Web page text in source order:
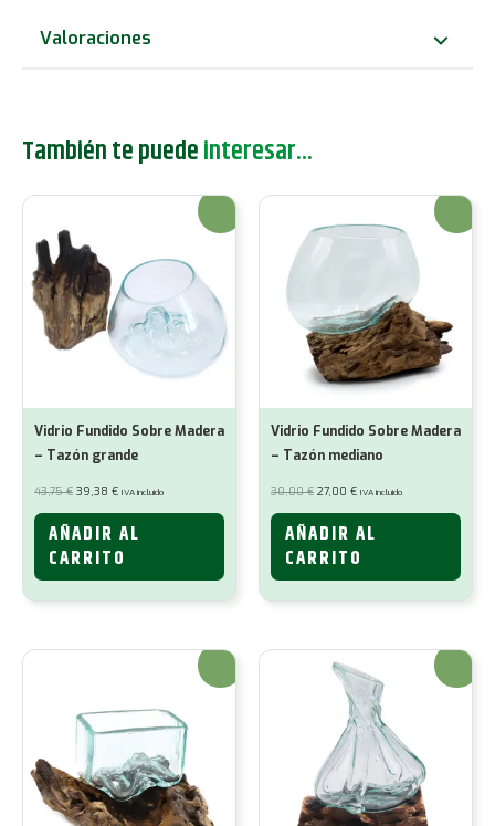
soporte
mediano
cantidad
Valoraciones
También te puedeinteresar...
¡Oferta!
Vidrio Fundido Sobre Madera
– Tazón grande
43,75€ El
precio
original
era:
43,75 €.
39,38 €El
actual
es:
39,38 €.
IVA incluido
AÑADIR AL
CARRITO
¡Oferta!
Vidrio Fundido Sobre Madera
– Tazón mediano
30,00€ El
precio
original
era:
30,00 €.
27,00 €El
actual
es:
27,00 €.
IVA incluido
AÑADIR AL
CARRITO
¡Oferta! ¡Oferta!